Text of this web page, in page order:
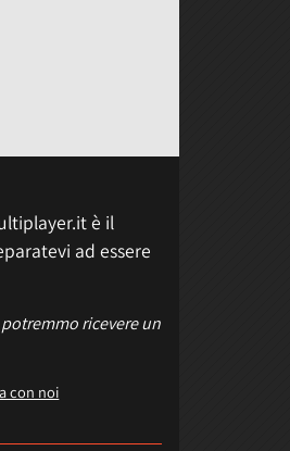
è il
ad essere
ricevere un
con noi